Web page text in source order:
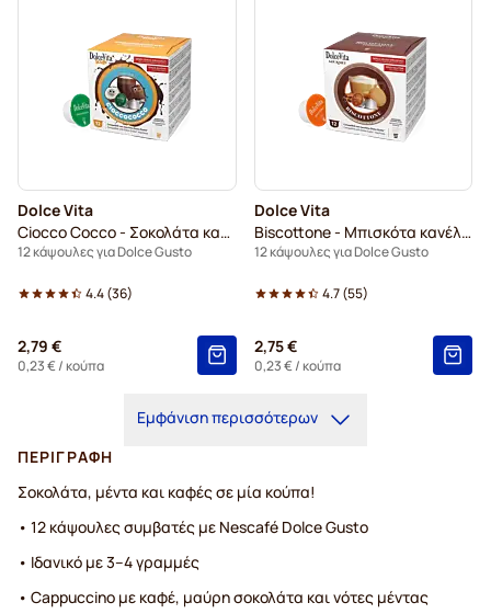
Dolce Vita
Ciocco Cocco - Σοκολάτα καρύδας
12 κάψουλες για Dolce Gusto
4.4(36)
2,79 €
0,23 €/ κούπα
Dolce Vita
Biscottone - Μπισκότα κανέλας
12 κάψουλες για Dolce Gusto
4.7(55)
2,75 €
0,23 €/ κούπα
Εμφάνιση περισσότερων
ΠΕΡΙΓΡΑΦΉ
Σοκολάτα, μέντα και καφές σε μία κούπα!
• 12 κάψουλες συμβατές με Nescafé Dolce Gusto
• Ιδανικό με 3–4 γραμμές
• Cappuccino με καφέ, μαύρη σοκολάτα και νότες μέντας